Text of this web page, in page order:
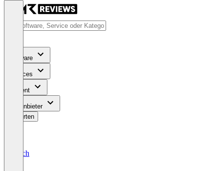
Software
Services
Content
Für Anbieter
Bewerten
Deutsch